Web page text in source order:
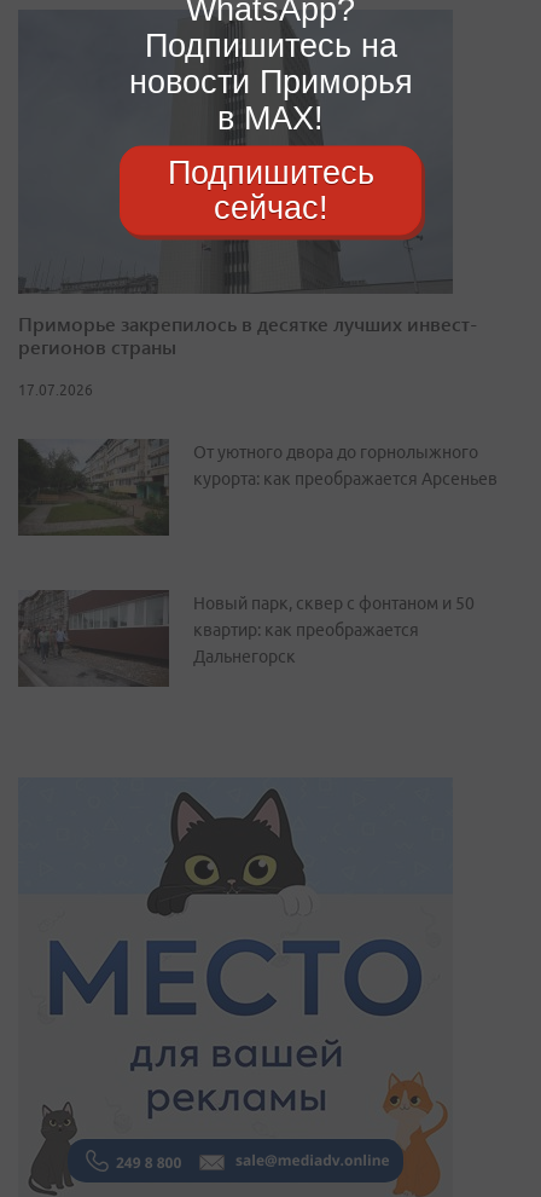
Приморье закрепилось в десятке лучших инвест-
регионов страны
17.07.2026
От уютного двора до горнолыжного
курорта: как преображается Арсеньев
Новый парк, сквер с фонтаном и 50
квартир: как преображается
Дальнегорск
WhatsApp?
Подпишитесь на
новости Приморья
в MAX!
Подпишитесь
сейчас!